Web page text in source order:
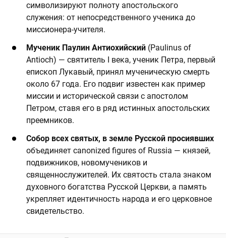
символизируют полноту апостольского
служения: от непосредственного ученика до
миссионера-учителя.
Мученик Паулин Антиохийский (Paulinus of
Antioch) — святитель I века, ученик Петра, первый
епископ Лукавый, принял мученическую смерть
около 67 года. Его подвиг известен как пример
миссии и исторической связи с апостолом
Петром, ставя его в ряд истинных апостольских
преемников.
Собор всех святых, в земле Русской просиявших
объединяет canonized figures of Russia — князей,
подвижников, новомучеников и
священнослужителей. Их святость стала знаком
духовного богатства Русской Церкви, а память
укрепляет идентичность народа и его церковное
свидетельство.